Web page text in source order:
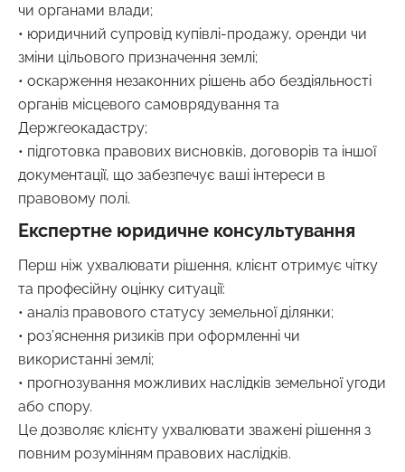
чи органами влади;
• юридичний супровід купівлі-продажу, оренди чи
зміни цільового призначення землі;
• оскарження незаконних рішень або бездіяльності
органів місцевого самоврядування та
Держгеокадастру;
• підготовка правових висновків, договорів та іншої
документації, що забезпечує ваші інтереси в
правовому полі.
Експертне юридичне консультування
Перш ніж ухвалювати рішення, клієнт отримує чітку
та професійну оцінку ситуації:
• аналіз правового статусу земельної ділянки;
• роз’яснення ризиків при оформленні чи
використанні землі;
• прогнозування можливих наслідків земельної угоди
або спору.
Це дозволяє клієнту ухвалювати зважені рішення з
повним розумінням правових наслідків.